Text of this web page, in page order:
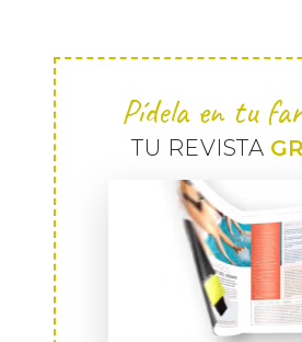
Pídela en tu
TU REVISTA